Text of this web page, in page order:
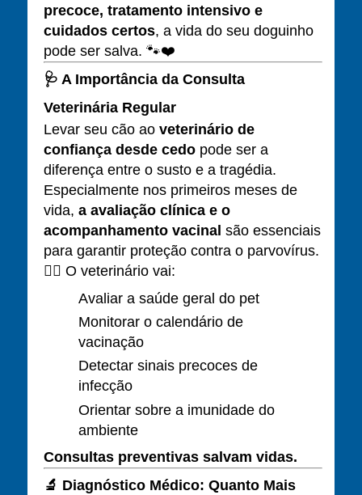
precoce, tratamento intensivo e
cuidados certos, a vida do seu doguinho
pode ser salva. 🐾❤️
🩺 A Importância da Consulta
Veterinária Regular
Levar seu cão ao veterinário de
confiança desde cedo pode ser a
diferença entre o susto e a tragédia.
Especialmente nos primeiros meses de
vida, a avaliação clínica e o
acompanhamento vacinal são essenciais
para garantir proteção contra o parvovírus.
👨‍⚕️ O veterinário vai:
Avaliar a saúde geral do pet
Monitorar o calendário de
vacinação
Detectar sinais precoces de
infecção
Orientar sobre a imunidade do
ambiente
Consultas preventivas salvam vidas.
🔬 Diagnóstico Médico: Quanto Mais